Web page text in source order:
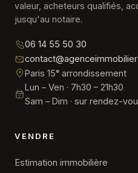
valeur, acheteurs qualifiés,
jusqu'au notaire.
06 14 55 50 30
Paris 15ᵉ arrondissement
Lun – Ven · 7h30 – 21h30
Sam – Dim · sur rendez-
VENDRE
Estimation immobilière